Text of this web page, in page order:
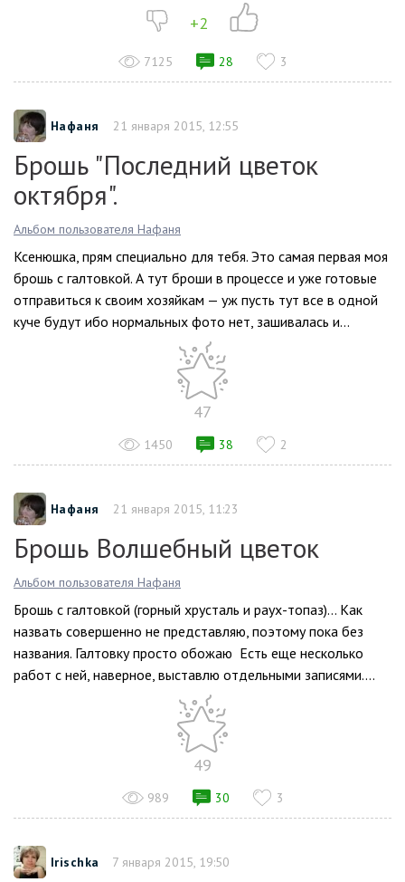
+2
7125 28 3
Нафаня 21 января 2015, 12:55
Брошь "Последний цветок
октября".
Альбом пользователя Нафаня
Ксенюшка, прям специально для тебя. Это самая первая моя
брошь с галтовкой. А тут броши в процессе и уже готовые
отправиться к своим хозяйкам — уж пусть тут все в одной
куче будут ибо нормальных фото нет, зашивалась и...
47
1450 38 2
Нафаня 21 января 2015, 11:23
Брошь Волшебный цветок
Альбом пользователя Нафаня
Брошь с галтовкой (горный хрусталь и раух-топаз)… Как
назвать совершенно не представляю, поэтому пока без
названия. Галтовку просто обожаю Есть еще несколько
работ с ней, наверное, выставлю отдельными записями....
49
989 30 3
Irischka 7 января 2015, 19:50